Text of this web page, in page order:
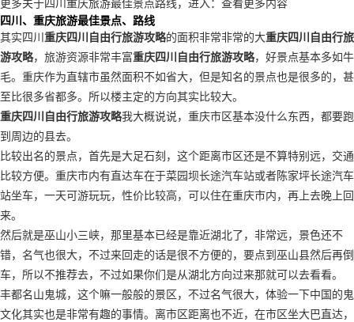
四川、重庆旅游最佳景点、路线
其实四川重庆四川自由行旅游攻略的面积非常非常的大重庆四川自由行旅
游攻略，旅游资源非常丰富重庆四川自由行旅游攻略，好景点基本多如牛
毛。重庆作为直辖市虽然面积不如省大，但是知名的景点也是很多的，甚
至比很多省都多。所以楼主定的方向其实比较大。
重庆四川自由行旅游攻略我大概说说，重庆市区基本没什么东西，都要跑
到周边的县去。
比较出名的景点，首先是大足石刻，这个距离市区还是不算特别远，交通
比较方便。重庆市内有直达车在于菜园坝长途汽车站或者陈家坪长途汽车
站坐车，一天可游玩玩，性价比较高，可以住在重庆市内，再上去晚上回
来。
然后就是巫山小三峡，那里基本已经是靠近湖北了，非常远，景色还不
错，名气也很大，不过来回走的话是很不方便的，要点到巫山县然后再倒
车，所以不推荐去，不过如果你们是从湖北方向过来那就可以去看看。
丰都名山鬼城，这个嘛一般般的景区，不过名气很大，体验一下中国的鬼
文化其实也是非常有趣的事情。离市区距离也不近，在市区坐大巴直达，